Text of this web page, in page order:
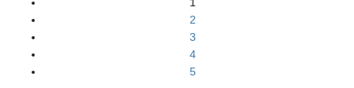
2
3
4
5